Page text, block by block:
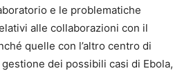
e le problematiche
alle collaborazioni con il
quelle con l’altro centro di
dei possibili casi di Ebola,